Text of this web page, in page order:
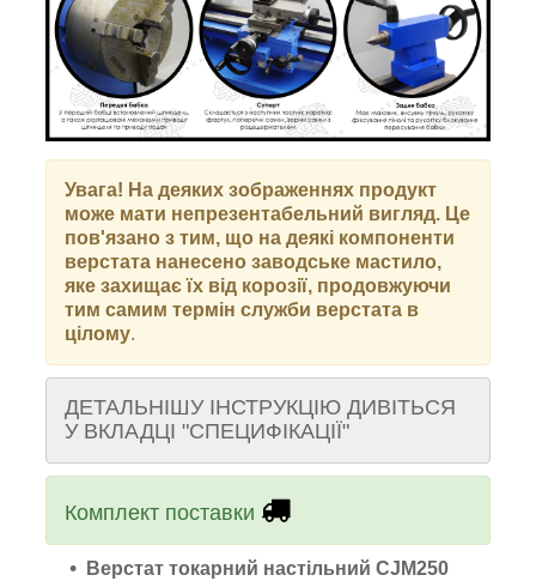
Увага! На деяких зображеннях продукт
може мати непрезентабельний вигляд. Це
пов'язано з тим, що на деякі компоненти
верстата нанесено заводське мастило,
яке захищає їх від корозії, продовжуючи
тим самим термін служби верстата в
цілому.
ДЕТАЛЬНІШУ ІНСТРУКЦІЮ ДИВІТЬСЯ
У ВКЛАДЦІ "СПЕЦИФІКАЦІЇ"
Комплект поставки
Верстат токарний настільний CJM250